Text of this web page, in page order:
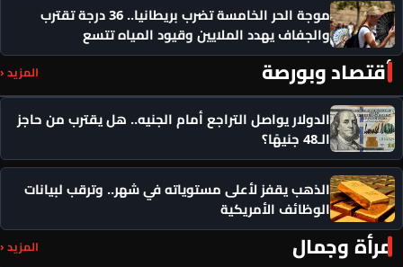
موجة الحر الخامسة تضرب بريطانيا.. 36 درجة تقترب
والجفاف يهدد الملايين وقيود المياه تتسع
أقتصاد وبورصة المزيد ‹
الدولار يواصل التراجع أمام الجنيه.. هل يقترب من حاجز
الـ48 جنيهًا؟
الذهب يقفز لأعلى مستوياته في شهر.. وترقب لبيانات
الوظائف الأمريكية
مرأة وجمال المزيد ‹